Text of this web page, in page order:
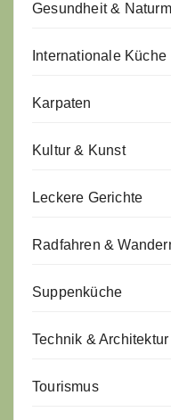
Gesundheit &
Internationale Küche
Karpaten
Kultur & Kunst
Leckere Gerichte
Radfahren &
Suppenküche
Technik & Architektur
Tourismus